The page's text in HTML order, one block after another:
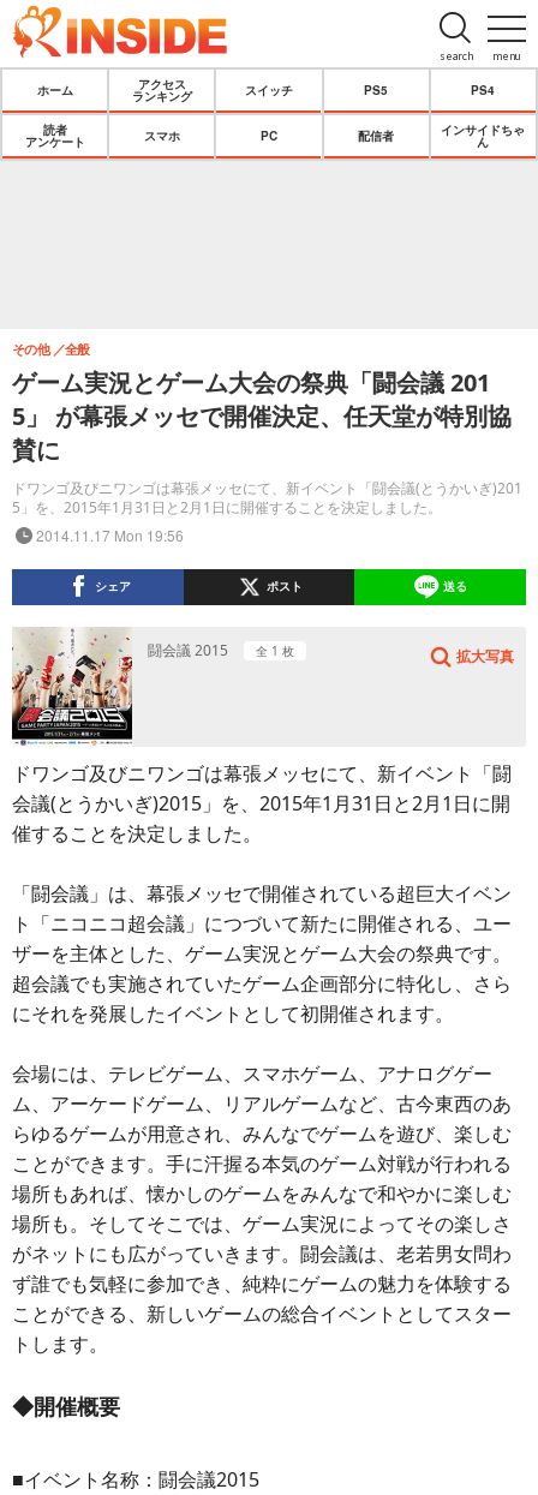
menu
search
ホーム
アクセス
ランキング
スイッチ PS5 PS4
読者
アンケート
スマホ PC 配信者
インサイドちゃ
ん
ゲーム実況とゲーム大会の祭典「闘会議 201
5」 が幕張メッセで開催決定、任天堂が特別協
賛に
ドワンゴ及びニワンゴは幕張メッセにて、新イベント「闘会議(とうかいぎ)201
5」を、2015年1月31日と2月1日に開催することを決定しました。
その他 全般
2014.11.17 Mon 19:56
シェア ポスト 送る
闘会議 2015 全 1 枚 拡大写真
ドワンゴ及びニワンゴは幕張メッセにて、新イベント「闘
会議(とうかいぎ)2015」を、2015年1月31日と2月1日に開
催することを決定しました。
「闘会議」は、幕張メッセで開催されている超巨大イベン
ト「ニコニコ超会議」につづいて新たに開催される、ユー
ザーを主体とした、ゲーム実況とゲーム大会の祭典です。
超会議でも実施されていたゲーム企画部分に特化し、さら
にそれを発展したイベントとして初開催されます。
会場には、テレビゲーム、スマホゲーム、アナログゲー
ム、アーケードゲーム、リアルゲームなど、古今東西のあ
らゆるゲームが用意され、みんなでゲームを遊び、楽しむ
ことができます。手に汗握る本気のゲーム対戦が行われる
場所もあれば、懐かしのゲームをみんなで和やかに楽しむ
場所も。そしてそこでは、ゲーム実況によってその楽しさ
がネットにも広がっていきます。闘会議は、老若男女問わ
ず誰でも気軽に参加でき、純粋にゲームの魅力を体験する
ことができる、新しいゲームの総合イベントとしてスター
トします。
◆開催概要
■イベント名称：闘会議2015